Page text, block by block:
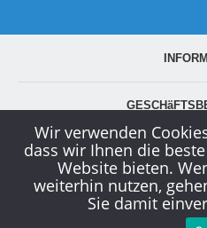
Wir verwenden
dass wir Ihnen die
Website bieten.
weiterhin nutzen,
Sie damit